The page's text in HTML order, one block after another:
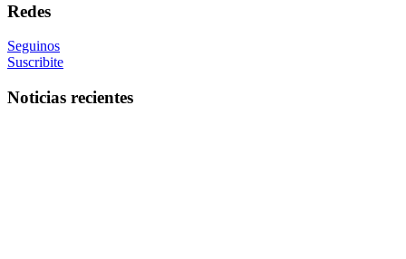
Redes
Seguinos
Suscribite
Noticias recientes